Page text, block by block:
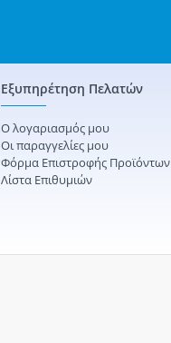
Εξυπηρέτηση Πελατών
Ο λογαριασμός μου
Οι παραγγελίες μου
Φόρμα Επιστροφής Προϊόντων
Λίστα Επιθυμιών